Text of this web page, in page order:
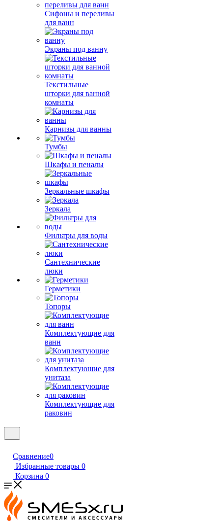
Сифоны и переливы
для ванн
Экраны под ванну
Текстильные
шторки для ванной
комнаты
Карнизы для ванны
Тумбы
Шкафы и пеналы
Зеркальные шкафы
Зеркала
Фильтры для воды
Сантехнические
люки
Герметики
Топоры
Комплектующие для
ванн
Комплектующие для
унитаза
Комплектующие для
раковин
Сравнение0
Избранные товары 0
Корзина 0